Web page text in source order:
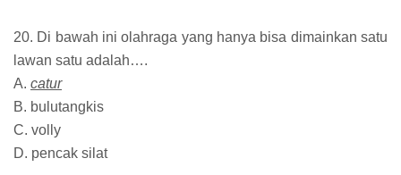
20. Di bawah ini olahraga yang hanya bisa dimainkan satu
lawan satu adalah….
A. catur
B. bulutangkis
C. volly
D. pencak silat